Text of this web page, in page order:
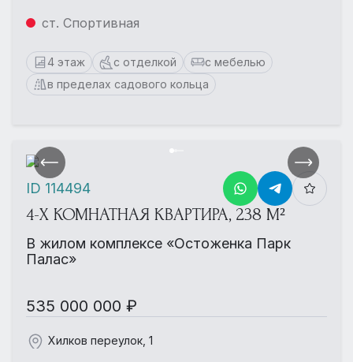
ст. Спортивная
4 этаж с отделкой
с мебелью
в пределах садового кольца
4-Х КОМНАТНАЯ КВАРТИРА, 238 М²
В жилом комплексе «Остоженка Парк
Палас»
535 000 000 ₽
Хилков переулок, 1
ID 114494